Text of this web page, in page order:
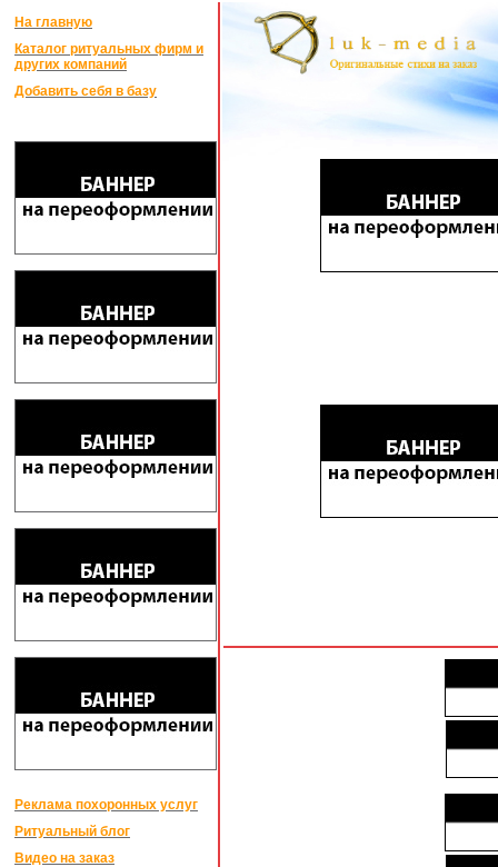
На главную
Каталог ритуальных фирм и
других компаний
Добавить себя в базу
Реклама похоронных услуг
Ритуальный блог
Видео на заказ